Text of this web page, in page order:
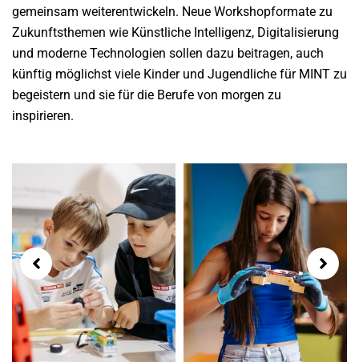
gemeinsam weiterentwickeln. Neue Workshopformate zu
Zukunftsthemen wie Künstliche Intelligenz, Digitalisierung
und moderne Technologien sollen dazu beitragen, auch
künftig möglichst viele Kinder und Jugendliche für MINT zu
begeistern und sie für die Berufe von morgen zu
inspirieren.